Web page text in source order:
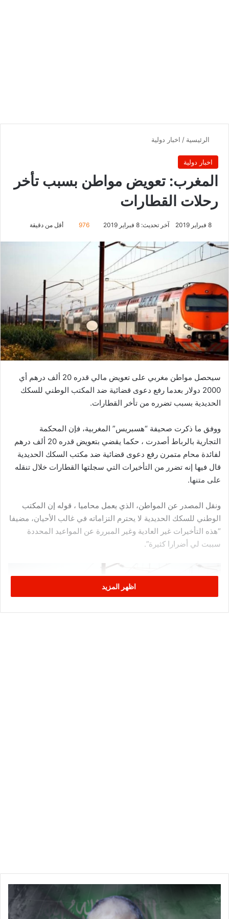
الرئيسية / اخبار دولية
اخبار دولية
المغرب: تعويض مواطن بسبب تأخر
رحلات القطارات
8 فبراير 2019 آخر تحديث: 8 فبراير 2019 976 أقل من دقيقة
سيحصل مواطن مغربي على تعويض مالي قدره 20 ألف درهم أي
2000 دولار بعدما رفع دعوى قضائية ضد المكتب الوطني للسكك
الحديدية بسبب تضرره من تأخر القطارات.
ووفق ما ذكرت صحيفة “هسبريس” المغربية، فإن المحكمة
التجارية بالرباط أصدرت ، حكما يقضي بتعويض قدره 20 ألف درهم
لفائدة محام متمرن رفع دعوى قضائية ضد مكتب السكك الحديدية
قال فيها إنه تضرر من التأخيرات التي سجلتها القطارات خلال تنقله
على متنها.
ونقل المصدر عن المواطن، الذي يعمل محاميا ، قوله إن المكتب
الوطني للسكك الحديدية لا يحترم التزاماته في غالب الأحيان، مضيفا
“هذه التأخيرات غير العادية وغير المبررة عن المواعيد المحددة
سببت لي أضرارا كثيرة”.
اظهر المزيد
ل